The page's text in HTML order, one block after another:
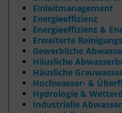
Einleitmanagement
Energieeffizienz
Energieeffizienz &
Erweiterte
Gewerbliche
Häusliche
Häusliche
Hochwasser- &
Hydrologie &
Industrielle